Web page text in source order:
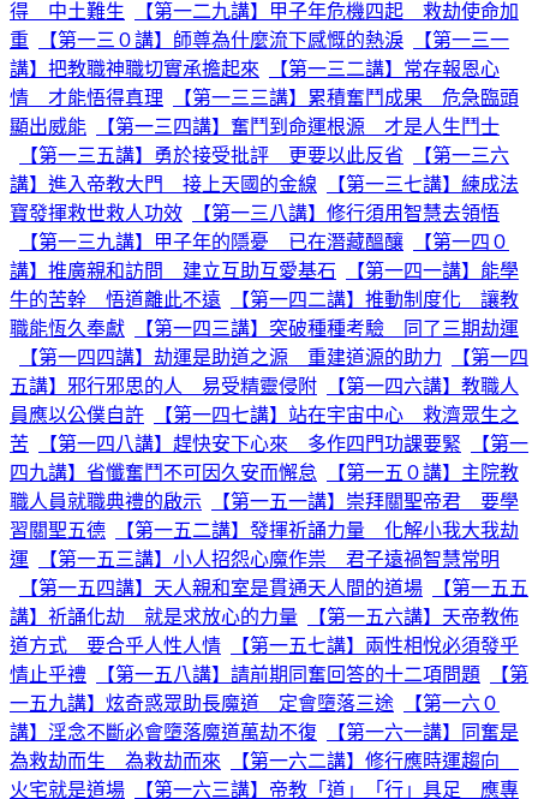
得 中土難生
【第一二九講】甲子年危機四起 救劫使命加
重
【第一三０講】師尊為什麼流下感慨的熱淚
【第一三一
講】把教職神職切實承擔起來
【第一三二講】常存報恩心
情 才能悟得真理
【第一三三講】累積奮鬥成果 危急臨頭
顯出威能
【第一三四講】奮鬥到命運根源 才是人生鬥士
【第一三五講】勇於接受批評 更要以此反省
【第一三六
講】進入帝教大門 接上天國的金線
【第一三七講】練成法
寶發揮救世救人功效
【第一三八講】修行須用智慧去領悟
【第一三九講】甲子年的隱憂 已在潛藏醞釀
【第一四０
講】推廣親和訪問 建立互助互愛基石
【第一四一講】能學
牛的苦幹 悟道離此不遠
【第一四二講】推動制度化 讓教
職能恆久奉獻
【第一四三講】突破種種考驗 同了三期劫運
【第一四四講】劫運是助道之源 重建道源的助力
【第一四
五講】邪行邪思的人 易受精靈侵附
【第一四六講】教職人
員應以公僕自許
【第一四七講】站在宇宙中心 救濟眾生之
苦
【第一四八講】趕快安下心來 多作四門功課要緊
【第一
四九講】省懺奮鬥不可因久安而懈怠
【第一五０講】主院教
職人員就職典禮的啟示
【第一五一講】崇拜關聖帝君 要學
習關聖五德
【第一五二講】發揮祈誦力量 化解小我大我劫
運
【第一五三講】小人招怨心魔作祟 君子遠禍智慧常明
【第一五四講】天人親和室是貫通天人間的道場
【第一五五
講】祈誦化劫 就是求放心的力量
【第一五六講】天帝教佈
道方式 要合乎人性人情
【第一五七講】兩性相悅必須發乎
情止乎禮
【第一五八講】請前期同奮回答的十二項問題
【第
一五九講】炫奇惑眾助長魔道 定會墮落三途
【第一六０
講】淫念不斷必會墮落魔道萬劫不復
【第一六一講】同奮是
為救劫而生 為救劫而來
【第一六二講】修行應時運趨向
火宅就是道場
【第一六三講】帝教「道」「行」具足 應專